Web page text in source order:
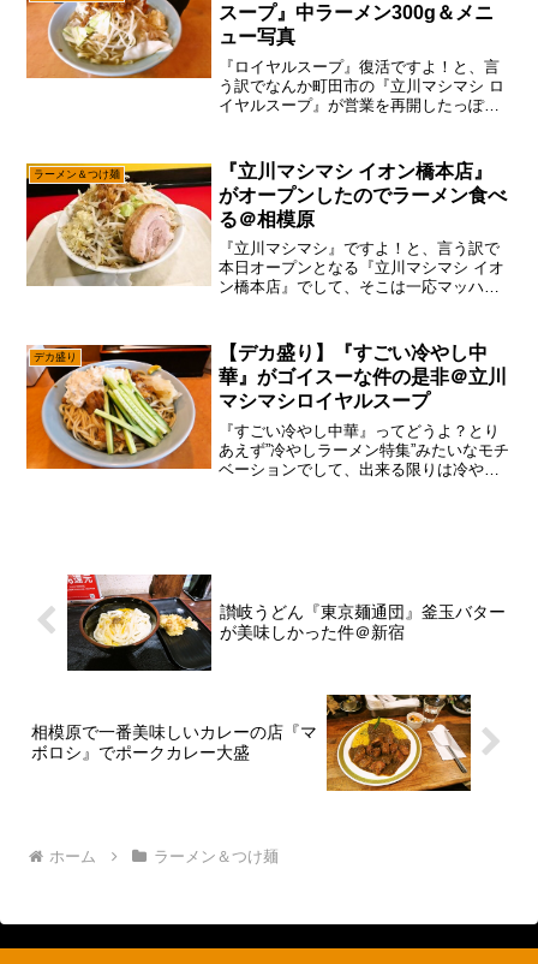
スープ』中ラーメン300g＆メニ
ュー写真
『ロイヤルスープ』復活ですよ！と、言
う訳でなんか町田市の『立川マシマシ ロ
イヤルスープ』が営業を再開したっぽい
が、今は相模原にもG系の店が増えた
し、何より『立川マシマシ ...
ラーメン＆つけ麺
『立川マシマシ イオン橋本店』
がオープンしたのでラーメン食べ
る＠相模原
『立川マシマシ』ですよ！と、言う訳で
本日オープンとなる『立川マシマシ イオ
ン橋本店』でして、そこは一応マッハで
で、やはり専業だとスピード感が違うな
～って小並感ですが、これ...
デカ盛り
【デカ盛り】『すごい冷やし中
華』がゴイスーな件の是非＠立川
マシマシロイヤルスープ
『すごい冷やし中華』ってどうよ？とり
あえず”冷やしラーメン特集”みたいなモチ
ベーションでして、出来る限りは冷やし
讃岐うどん『東京麺通団』釜玉バター
が美味しかった件＠新宿
相模原で一番美味しいカレーの店『マ
ボロシ』でポークカレー大盛
ホーム ラーメン＆つけ麺